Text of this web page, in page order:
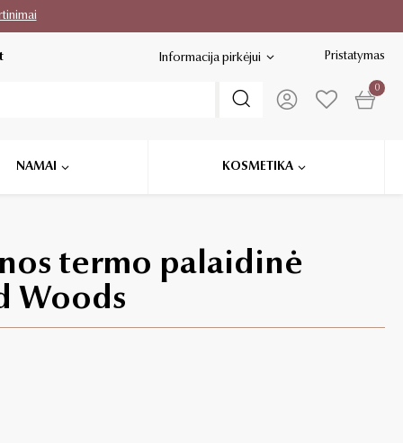
Informacija pirkėjui Pristatymas
0
NAMAI KOSMETIKA
termo palaidinė
Woods